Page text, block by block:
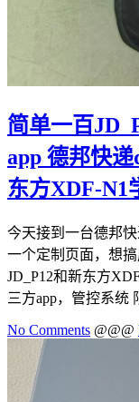
简单一百
app 德邦快
东方XDF-N1
今天接到一台德邦
一个定制页面，想
JD_P12和新东方
三方app，管控系统
No Comments @@@